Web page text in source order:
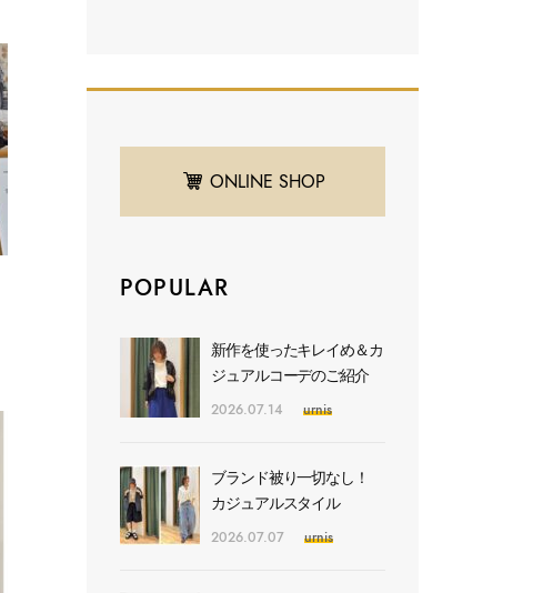
ONLINE SHOP
POPULAR
新作を使ったキレイめ＆カ
ジュアルコーデのご紹介
2026.07.14 urnis
ブランド被り一切なし！
カジュアルスタイル
2026.07.07 urnis